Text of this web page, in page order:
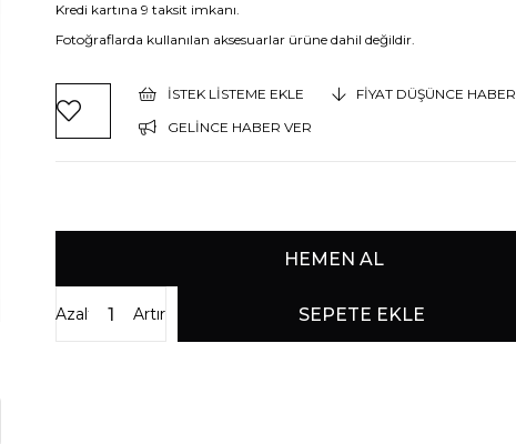
Kredi kartına 9 taksit imkanı.
Fotoğraflarda kullanılan aksesuarlar ürüne dahil değildir.
İSTEK LISTEME EKLE
FIYAT DÜŞÜNCE
GELINCE HABER VER
Artır
Azalt